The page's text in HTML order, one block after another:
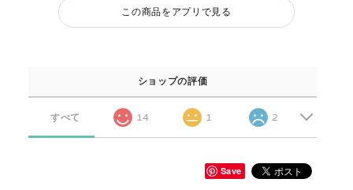
この商品をアプリで見る
ショップの評価
すべて 14 1 2
Save